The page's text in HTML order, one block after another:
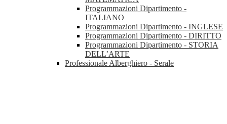
Programmazioni Dipartimento -
ITALIANO
Programmazioni Dipartimento - INGLESE
Programmazioni Dipartimento - DIRITTO
Programmazioni Dipartimento - STORIA
DELL’ARTE
Professionale Alberghiero - Serale